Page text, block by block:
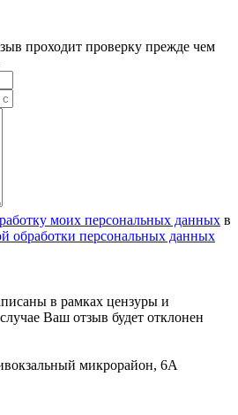
проходит проверку прежде чем
моих персональных данных в
обработки персональных данных
в рамках цензуры и
Ваш отзыв будет отклонен
микрорайон, 6А